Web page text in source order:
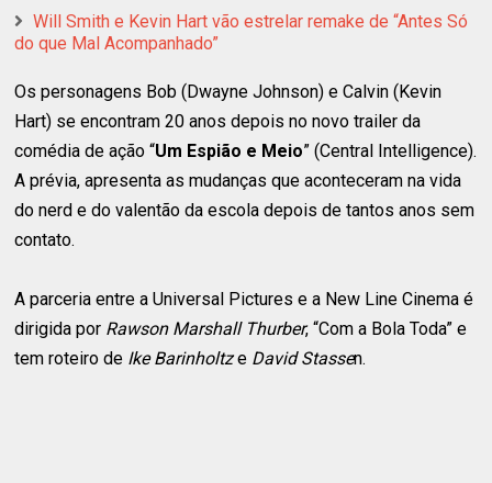
Will Smith e Kevin Hart vão estrelar remake de “Antes Só
do que Mal Acompanhado”
Os personagens Bob (Dwayne Johnson) e Calvin (Kevin
Hart) se encontram 20 anos depois no novo trailer da
comédia de ação “Um Espião e Meio” (Central Intelligence).
A prévia, apresenta as mudanças que aconteceram na vida
do nerd e do valentão da escola depois de tantos anos sem
contato.
A parceria entre a Universal Pictures e a New Line Cinema é
dirigida por Rawson Marshall Thurber, “Com a Bola Toda” e
tem roteiro de Ike Barinholtze David Stassen.